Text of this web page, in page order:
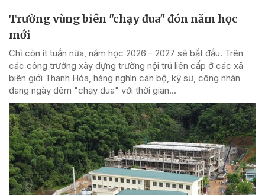
Trường vùng biên "chạy đua" đón năm học
mới
Chỉ còn ít tuần nữa, năm học 2026 - 2027 sẽ bắt đầu. Trên
các công trường xây dựng trường nội trú liên cấp ở các xã
biên giới Thanh Hóa, hàng nghìn cán bộ, kỹ sư, công nhân
đang ngày đêm "chạy đua" với thời gian...